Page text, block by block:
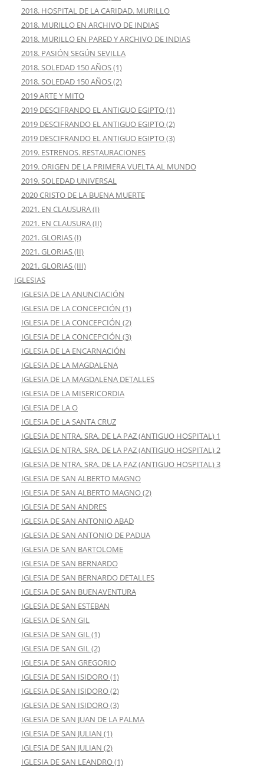
2018. HOSPITAL DE LA CARIDAD. MURILLO
2018. MURILLO EN ARCHIVO DE INDIAS
2018. MURILLO EN PARED Y ARCHIVO DE INDIAS
2018. PASIÓN SEGÚN SEVILLA
2018. SOLEDAD 150 AÑOS (1)
2018. SOLEDAD 150 AÑOS (2)
2019 ARTE Y MITO
2019 DESCIFRANDO EL ANTIGUO EGIPTO (1)
2019 DESCIFRANDO EL ANTIGUO EGIPTO (2)
2019 DESCIFRANDO EL ANTIGUO EGIPTO (3)
2019. ESTRENOS. RESTAURACIONES
2019. ORIGEN DE LA PRIMERA VUELTA AL MUNDO
2019. SOLEDAD UNIVERSAL
2020 CRISTO DE LA BUENA MUERTE
2021. EN CLAUSURA (I)
2021. EN CLAUSURA (II)
2021. GLORIAS (I)
2021. GLORIAS (II)
2021. GLORIAS (III)
IGLESIAS
IGLESIA DE LA ANUNCIACIÓN
IGLESIA DE LA CONCEPCIÓN (1)
IGLESIA DE LA CONCEPCIÓN (2)
IGLESIA DE LA CONCEPCIÓN (3)
IGLESIA DE LA ENCARNACIÓN
IGLESIA DE LA MAGDALENA
IGLESIA DE LA MAGDALENA DETALLES
IGLESIA DE LA MISERICORDIA
IGLESIA DE LA O
IGLESIA DE LA SANTA CRUZ
IGLESIA DE NTRA. SRA. DE LA PAZ (ANTIGUO HOSPITAL) 1
IGLESIA DE NTRA. SRA. DE LA PAZ (ANTIGUO HOSPITAL) 2
IGLESIA DE NTRA. SRA. DE LA PAZ (ANTIGUO HOSPITAL) 3
IGLESIA DE SAN ALBERTO MAGNO
IGLESIA DE SAN ALBERTO MAGNO (2)
IGLESIA DE SAN ANDRES
IGLESIA DE SAN ANTONIO ABAD
IGLESIA DE SAN ANTONIO DE PADUA
IGLESIA DE SAN BARTOLOME
IGLESIA DE SAN BERNARDO
IGLESIA DE SAN BERNARDO DETALLES
IGLESIA DE SAN BUENAVENTURA
IGLESIA DE SAN ESTEBAN
IGLESIA DE SAN GIL
IGLESIA DE SAN GIL (1)
IGLESIA DE SAN GIL (2)
IGLESIA DE SAN GREGORIO
IGLESIA DE SAN ISIDORO (1)
IGLESIA DE SAN ISIDORO (2)
IGLESIA DE SAN ISIDORO (3)
IGLESIA DE SAN JUAN DE LA PALMA
IGLESIA DE SAN JULIAN (1)
IGLESIA DE SAN JULIAN (2)
IGLESIA DE SAN LEANDRO (1)